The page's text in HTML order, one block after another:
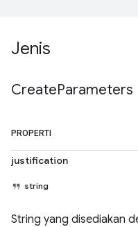
Jenis
CreateParameters
PROPERTI
justification
string
String yang disediakan